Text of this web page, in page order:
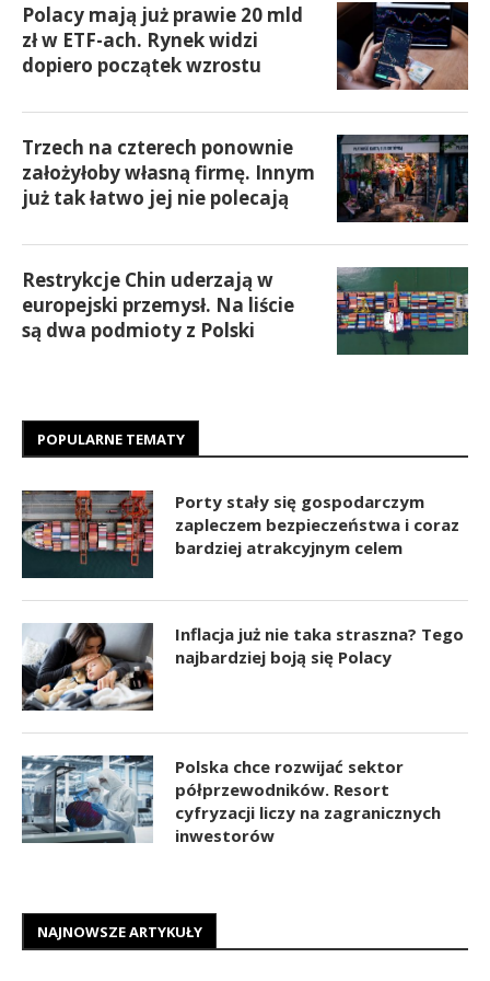
Polacy mają już prawie 20 mld
zł w ETF-ach. Rynek widzi
dopiero początek wzrostu
Trzech na czterech ponownie
założyłoby własną firmę. Innym
już tak łatwo jej nie polecają
Restrykcje Chin uderzają w
europejski przemysł. Na liście
są dwa podmioty z Polski
POPULARNE TEMATY
Porty stały się gospodarczym
zapleczem bezpieczeństwa i coraz
bardziej atrakcyjnym celem
Inflacja już nie taka straszna? Tego
najbardziej boją się Polacy
Polska chce rozwijać sektor
półprzewodników. Resort
cyfryzacji liczy na zagranicznych
inwestorów
NAJNOWSZE ARTYKUŁY